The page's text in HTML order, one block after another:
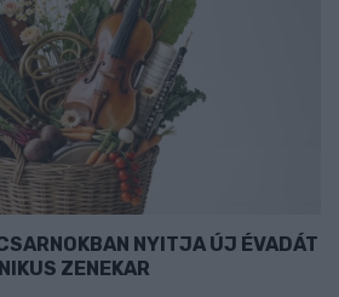
NYITJA ÚJ ÉVADÁT
ZENEKAR